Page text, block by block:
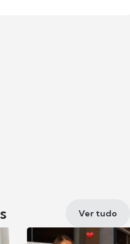
Ver tudo